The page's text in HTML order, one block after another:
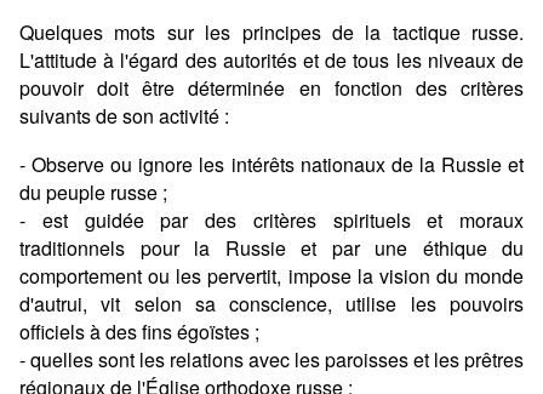
Quelques mots sur les principes de la tactique russe.
L'attitude à l'égard des autorités et de tous les niveaux de
pouvoir doit être déterminée en fonction des critères
suivants de son activité :
- Observe ou ignore les intérêts nationaux de la Russie et
du peuple russe ;
- est guidée par des critères spirituels et moraux
traditionnels pour la Russie et par une éthique du
comportement ou les pervertit, impose la vision du monde
d'autrui, vit selon sa conscience, utilise les pouvoirs
officiels à des fins égoïstes ;
- quelles sont les relations avec les paroisses et les prêtres
régionaux de l'Église orthodoxe russe ;